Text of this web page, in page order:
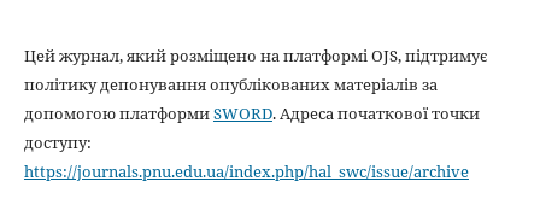
Цей журнал, який розміщено на платформі OJS, підтримує
політику депонування опублікованих матеріалів за
допомогою платформиSWORD. Адреса початкової точки
доступу:
https://journals.pnu.edu.ua/index.php/hal_swc/issue/archive